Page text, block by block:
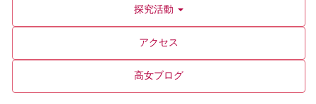
探究活動
アクセス
高女ブログ